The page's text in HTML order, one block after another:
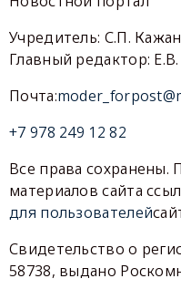
Учредитель: С.П.
Главный редактор:
Почта:
+7 978 249 12 82
Все права сохранены.
материалов сайта
для пользователей
Свидетельство о
58738, выдано